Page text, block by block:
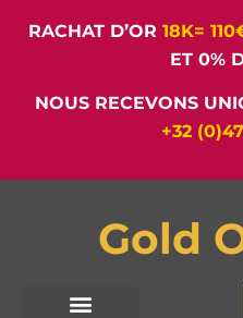
RACHAT D’OR 18K=
ET 0%
NOUS RECEVONS
+32
Gold